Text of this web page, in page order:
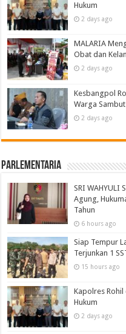
Hukum
2 days ago
MALARIA
Obat dan
2 days ago
Kesbangpol
Warga Sambut
2 days ago
Parlementaria
SRI WAHYULI
Agung,
Tahun
6 hours ago
Siap Tempur
Terjunkan 1
15 hours ago
Kapolres Rohil
Hukum
2 days ago